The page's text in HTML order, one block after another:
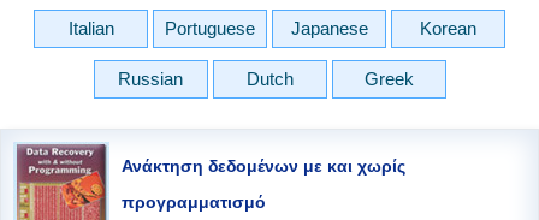
Italian Portuguese Japanese Korean
Russian Dutch Greek
Ανάκτηση δεδομένων με και χωρίς
προγραμματισμό